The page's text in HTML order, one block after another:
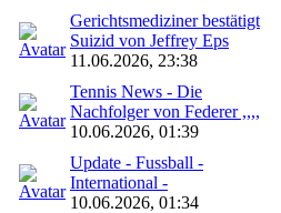
Gerichtsmediziner bestätigt
Suizid von Jeffrey Eps
11.06.2026, 23:38
Tennis News - Die
Nachfolger von Federer ,,,,
10.06.2026, 01:39
Update - Fussball -
International -
10.06.2026, 01:34